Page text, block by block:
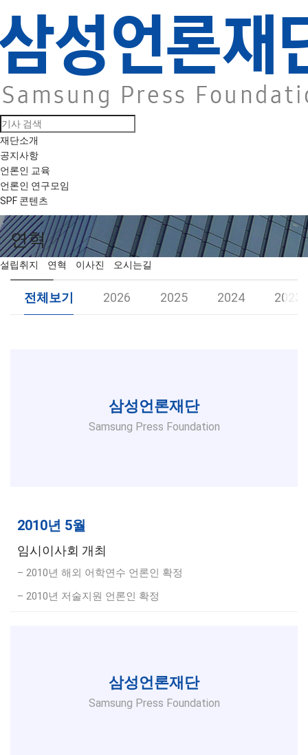
재단소개
공지사항
언론인 교육
언론인 연구모임
SPF 콘텐츠
연혁
설립취지 연혁 이사진 오시는길
전체보기 2026 2025 2024 2023
삼성언론재단
Samsung Press Foundation
2010년 5월
임시이사회 개최
– 2010년 해외 어학연수 언론인 확정
– 2010년 저술지원 언론인 확정
삼성언론재단
Samsung Press Foundation